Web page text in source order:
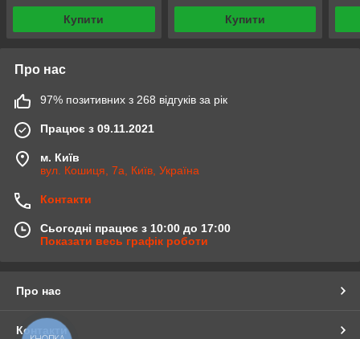
Купити Купити
Про нас
97% позитивних з 268 відгуків за рік
Працює з 09.11.2021
м. Київ
вул. Кошиця, 7а, Київ, Україна
Контакти
Сьогодні працює з 10:00 до 17:00
Показати весь графік роботи
Про нас
Контакти